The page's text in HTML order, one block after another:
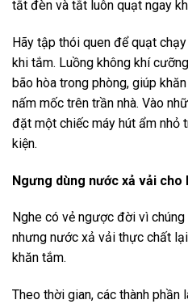
tắt đèn và tắt luôn quạt ngay
Hãy tập thói quen để quạt
khi tắm. Luồng không khí
bão hòa trong phòng, giúp
nấm mốc trên trần nhà. Vào
đặt một chiếc máy hút ẩm nhỏ
kiện.
Ngưng dùng nước xả vải cho
Nghe có vẻ ngược đời vì
nhưng nước xả vải thực chất
khăn tắm.
Theo thời gian, các thành